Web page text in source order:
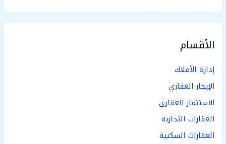
الأقسام
إدارة الأملاك
الإيجار العقاري
الاستثمار العقاري
العقارات التجارية
العقارات السكنية